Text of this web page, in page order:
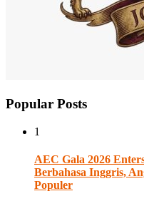
Popular Posts
1
AEC Gala 2026
Berbahasa Inggris,
Populer